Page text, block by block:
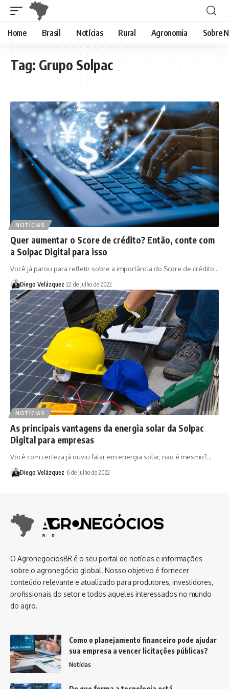
Home Brasil Notícias Rural Agronomia Sobre
Tag: Grupo Solpac
NOTÍCIAS
Quer aumentar o Score de crédito? Então, conte com
a Solpac Digital para isso
Você já parou para refletir sobre a importância do Score de crédito…
Diego Velázquez 22 de julho de 2022
NOTÍCIAS
As principais vantagens da energia solar da Solpac
Digital para empresas
Você com certeza já ouviu falar em energia solar, não é mesmo?…
Diego Velázquez 6 de julho de 2022
O AgronegociosBR é o seu portal de notícias e informações
sobre o agronegócio global. Nosso objetivo é fornecer
conteúdo relevante e atualizado para produtores, investidores,
profissionais do setor e todos aqueles interessados no mundo
do agro.
Como o planejamento financeiro pode ajudar
sua empresa a vencer licitações públicas?
Notícias